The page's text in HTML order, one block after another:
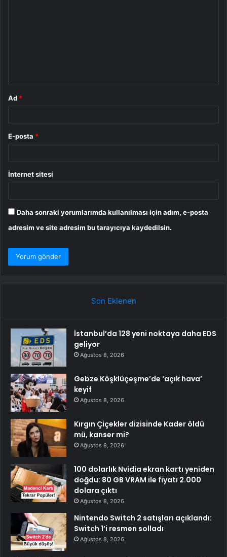
Ad *
E-posta *
İnternet sitesi
Daha sonraki yorumlarımda kullanılması için adım, e-posta
adresim ve site adresim bu tarayıcıya kaydedilsin.
Son Eklenen
İstanbul’da 128 yeni noktaya daha EDS
geliyor
Ağustos 8, 2026
Gebze Köşklüçeşme’de ‘açık hava’
keyif
Ağustos 8, 2026
Kırgın Çiçekler dizisinde Kader öldü
mü, kanser mi?
Ağustos 8, 2026
100 dolarlık Nvidia ekran kartı yeniden
doğdu: 80 GB VRAM ile fiyatı 2.000
dolara çıktı
Ağustos 8, 2026
Nintendo Switch 2 satışları açıklandı:
Switch 1’i resmen solladı
Ağustos 8, 2026